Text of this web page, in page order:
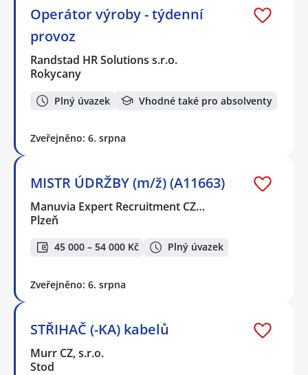
Operátor výroby - týdenní
provoz
Randstad HR Solutions s.r.o.
Rokycany
Plný úvazek Vhodné také pro absolventy
Zveřejněno: 6. srpna
MISTR ÚDRŽBY (m/ž) (A11663)
Manuvia Expert Recruitment CZ…
Plzeň
45 000 – 54 000 Kč Plný úvazek
Zveřejněno: 6. srpna
STŘIHAČ (-KA) kabelů
Murr CZ, s.r.o.
Stod